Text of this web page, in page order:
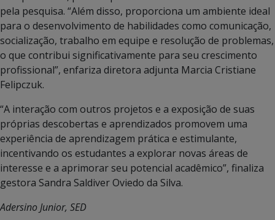
pela pesquisa. “Além disso, proporciona um ambiente ideal
para o desenvolvimento de habilidades como comunicação,
socialização, trabalho em equipe e resolução de problemas,
o que contribui significativamente para seu crescimento
profissional”, enfariza diretora adjunta Marcia Cristiane
Felipczuk.
“A interação com outros projetos e a exposição de suas
próprias descobertas e aprendizados promovem uma
experiência de aprendizagem prática e estimulante,
incentivando os estudantes a explorar novas áreas de
interesse e a aprimorar seu potencial acadêmico”, finaliza
gestora Sandra Saldiver Oviedo da Silva.
Adersino Junior, SED